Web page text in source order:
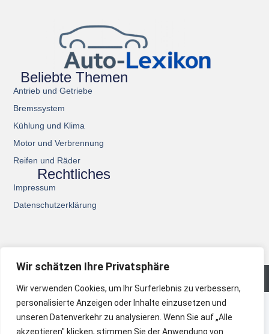
Wir schätzen Ihre Privatsphäre
Wir verwenden Cookies, um Ihr Surferlebnis zu verbessern,
personalisierte Anzeigen oder Inhalte einzusetzen und
unseren Datenverkehr zu analysieren. Wenn Sie auf „Alle
akzeptieren" klicken, stimmen Sie der Anwendung von
Beliebte Themen
Antrieb und Getriebe
Bremssystem
Kühlung und Klima
Motor und Verbrennung
Reifen und Räder
Rechtliches
Impressum
Datenschutzerklärung
© 2026 All Rights Reserved.